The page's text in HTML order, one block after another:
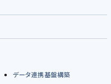
データ連携基盤構築